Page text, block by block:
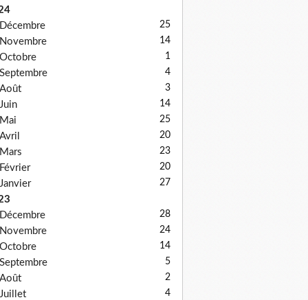
Décembre
25
Novembre 14
Octobre 1
Septembre 4
Août 3
Juin 14
Mai 25
Avril 20
Mars 23
Février 20
Janvier 27
Décembre
28
Novembre 24
Octobre 14
Septembre 5
Août 2
Juillet 4